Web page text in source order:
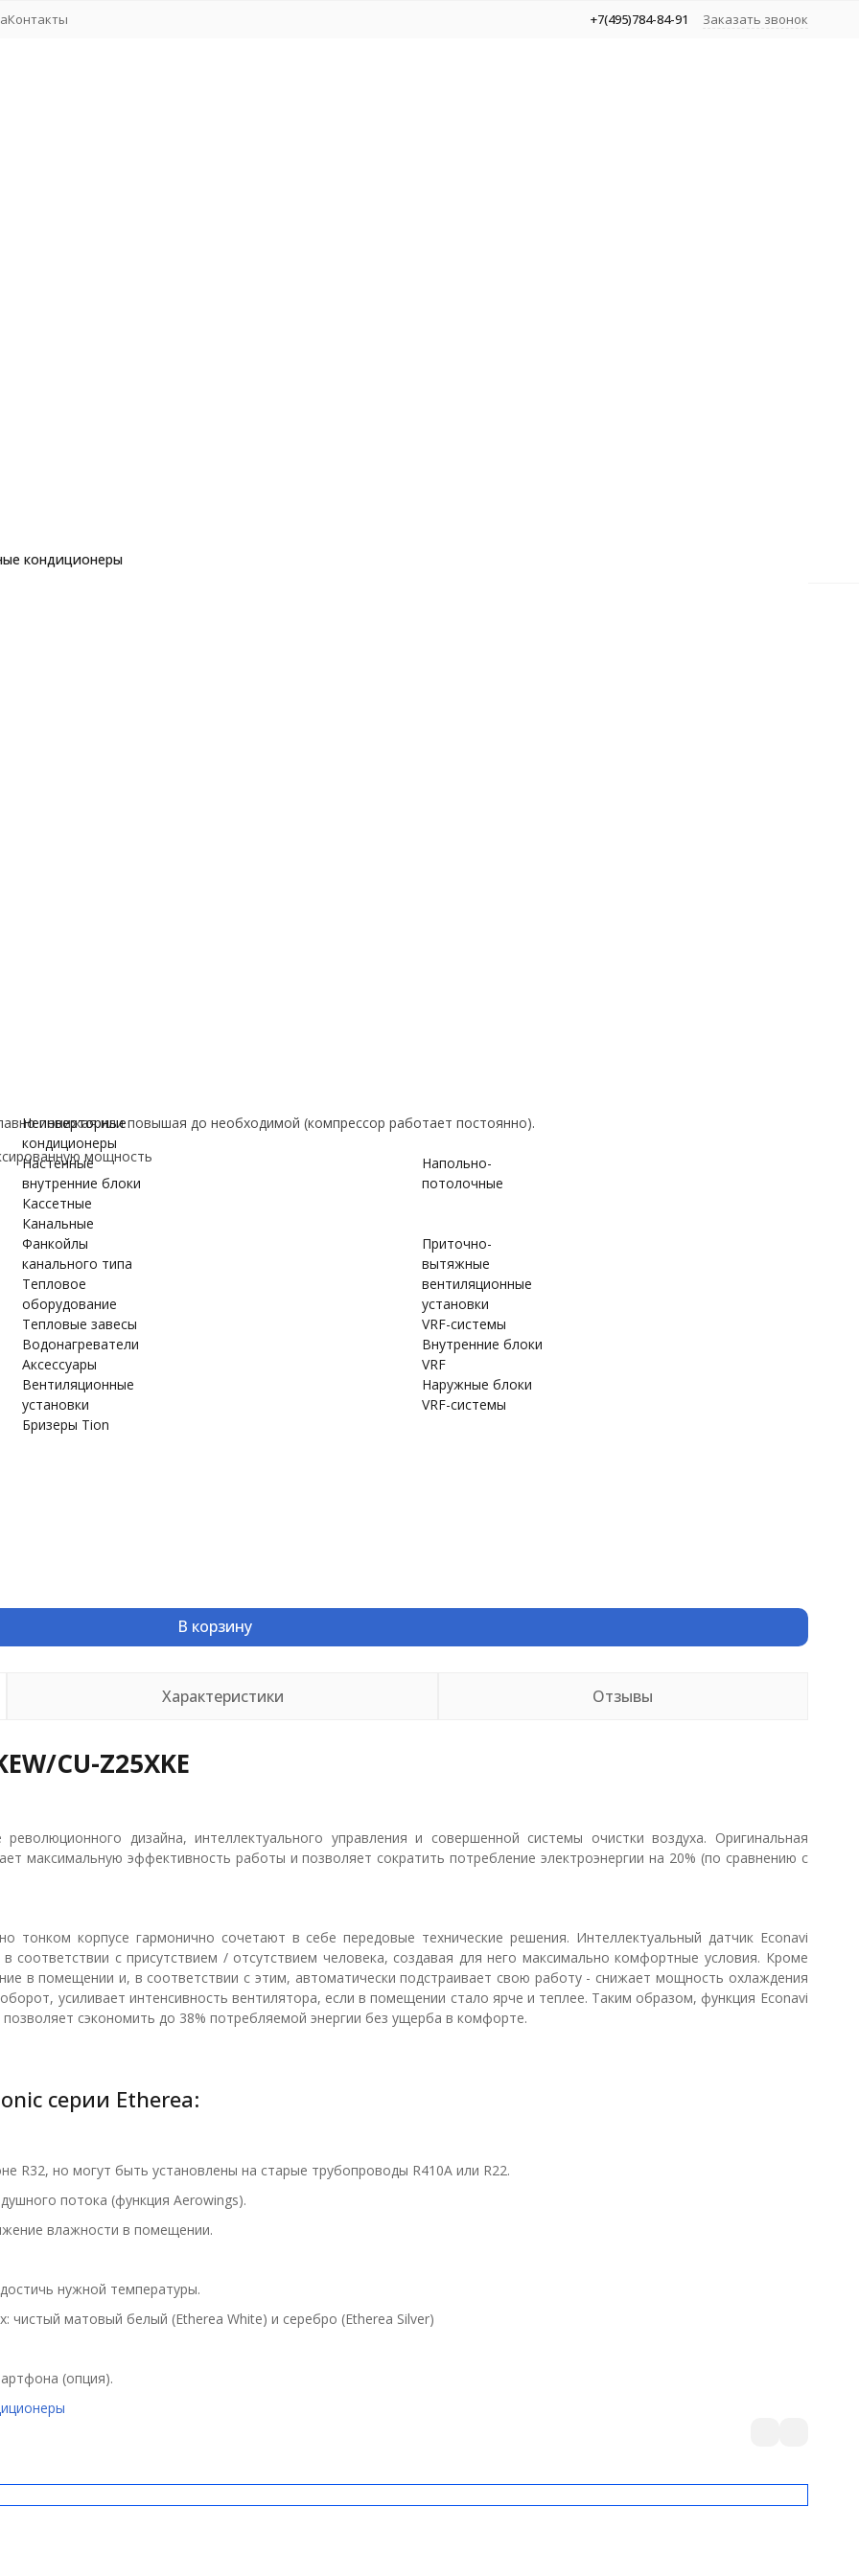
Контакты +7(495)784-84-91 Заказать звонок
кондиционеры
Неинверторные
кондиционеры
Настенные
внутренние блоки
Кассетные
Канальные
Напольно-
потолочные
Фанкойлы
канального типа
Тепловое
оборудование
Тепловые завесы
Водонагреватели
Аксессуары
Вентиляционные
установки
Бризеры Tion
Приточно-
вытяжные
вентиляционные
установки
VRF-системы
Внутренние блоки
VRF
Наружные блоки
VRF-системы
понижая или повышая до необходимой (компрессор работает постоянно).
мощность
В корзину
Характеристики Отзывы
CU-Z25XKE
дизайна, интеллектуального управления и совершенной системы очистки воздуха. Оригинальная
максимальную эффективность работы и позволяет сократить потребление электроэнергии на 20% (по сравнению с
тонком корпусе гармонично сочетают в себе передовые технические решения. Интеллектуальный датчик Econavi
с присутствием / отсутствием человека, создавая для него максимально комфортные условия. Кроме
в помещении и, в соответствии с этим, автоматически подстраивает свою работу - снижает мощность охлаждения
усиливает интенсивность вентилятора, если в помещении стало ярче и теплее. Таким образом, функция Econavi
сэкономить до 38% потребляемой энергии без ущерба в комфорте.
серии Etherea:
R32, но могут быть установлены на старые трубопроводы R410A или R22.
потока (функция Аerowings).
влажности в помещении.
нужной температуры.
чистый матовый белый (Etherea White) и серебро (Etherea Silver)
(опция).